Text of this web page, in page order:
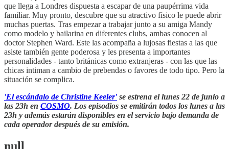
que llega a Londres dispuesta a escapar de una paupérrima vida
familiar. Muy pronto, descubre que su atractivo físico le puede abrir
muchas puertas. Tras empezar a trabajar junto a su amiga Mandy
como modelo y bailarina en diferentes clubs, ambas conocen al
doctor Stephen Ward. Este las acompaña a lujosas fiestas a las que
asiste también gente poderosa y les presenta a importantes
personalidades - tanto británicas como extranjeras - con las que las
chicas intiman a cambio de prebendas o favores de todo tipo. Pero la
situación se complica.
'El escándalo de Christine Keeler' se estrena el lunes 22 de junio a
las 23h en COSMO. Los episodios se emitirán todos los lunes a las
23h y además estarán disponibles en el servicio bajo demanda de
cada operador después de su emisión.
null